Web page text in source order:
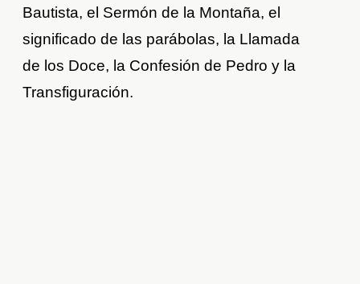
Bautista, el Sermón de la Montaña, el
significado de las parábolas, la Llamada
de los Doce, la Confesión de Pedro y la
Transfiguración.